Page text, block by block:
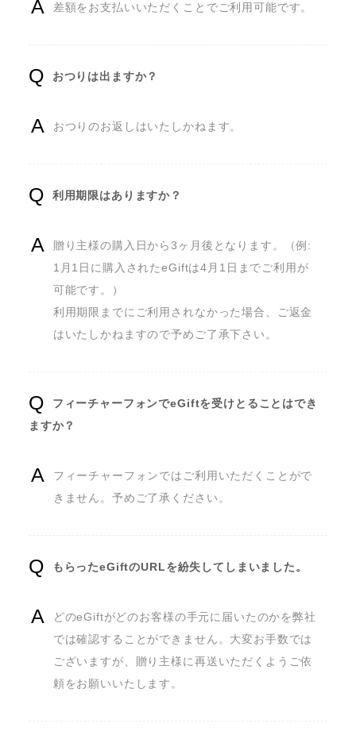
差額をお支払いいただくことでご利用可能です。
おつりは出ますか？
おつりのお返しはいたしかねます。
利用期限はありますか？
贈り主様の購入日から3ヶ月後となります。（例:
1月1日に購入されたeGiftは4月1日までご利用が
可能です。）
利用期限までにご利用されなかった場合、ご返金
はいたしかねますので予めご了承下さい。
フィーチャーフォンでeGiftを受けとることはでき
ますか？
フィーチャーフォンではご利用いただくことがで
きません。予めご了承ください。
もらったeGiftのURLを紛失してしまいました。
どのeGiftがどのお客様の手元に届いたのかを弊社
では確認することができません。大変お手数では
ございますが、贈り主様に再送いただくようご依
頼をお願いいたします。